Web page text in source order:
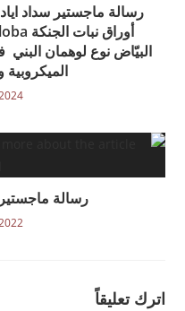
رسالة ماجستير سداد
البيّاض نوع لوهمان البني
الميكروبية
2024
رسالة ماجستير
2022
اترك تعليقاً